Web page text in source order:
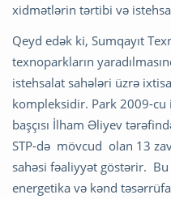
xidmətlərin tərtibi və
Qeyd edək ki, Sumqayıt
texnoparkların
istehsalat sahələri üzrə
kompleksidir. Park 2009-cu
başçısı İlham Əliyev
STP-də mövcud olan 13
sahəsi fəaliyyət göstərir.
energetika və kənd